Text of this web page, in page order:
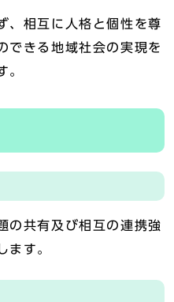
相互に人格と個性を尊
できる地域社会の実現を
。
共有及び相互の連携強
ます。